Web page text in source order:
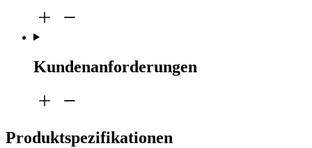
Kundenanforderungen
Produktspezifikationen